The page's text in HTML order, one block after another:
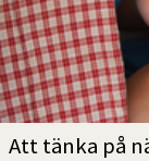
Att tänka på